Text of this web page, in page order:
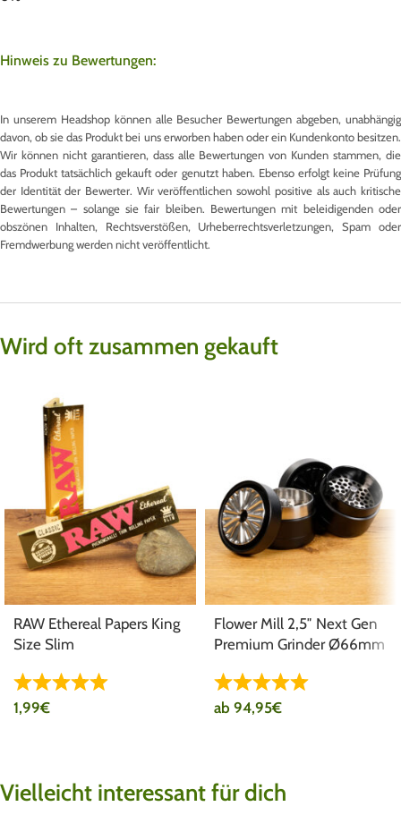
Hinweis zu Bewertungen:
In unserem Headshop können alle Besucher Bewertungen abgeben, unabhängig
davon, ob sie das Produkt bei uns erworben haben oder ein Kundenkonto besitzen.
Wir können nicht garantieren, dass alle Bewertungen von Kunden stammen, die
das Produkt tatsächlich gekauft oder genutzt haben. Ebenso erfolgt keine Prüfung
der Identität der Bewerter. Wir veröffentlichen sowohl positive als auch kritische
Bewertungen – solange sie fair bleiben. Bewertungen mit beleidigenden oder
obszönen Inhalten, Rechtsverstößen, Urheberrechtsverletzungen, Spam oder
Fremdwerbung werden nicht veröffentlicht.
Wird oft zusammen gekauft
RAW Ethereal Papers King
Size Slim
1,99€
Flower Mill 2,5″ Next Gen
Premium Grinder Ø66mm
ab 94,95€
Vielleicht interessant für dich